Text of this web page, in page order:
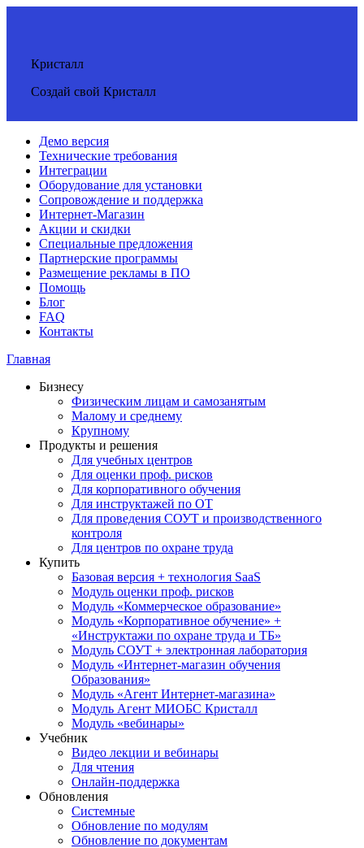
Кристалл
Создай свой Кристалл
Демо версия
Технические требования
Интеграции
Оборудование для установки
Сопровождение и поддержка
Интернет-Магазин
Акции и скидки
Специальные предложения
Партнерские программы
Размещение рекламы в ПО
Помощь
Блог
FAQ
Контакты
Главная
Бизнесу
Физическим лицам и самозанятым
Малому и среднему
Крупному
Продукты и решения
Для учебных центров
Для оценки проф. рисков
Для корпоративного обучения
Для инструктажей по ОТ
Для проведения СОУТ и производственного
контроля
Для центров по охране труда
Купить
Базовая версия + технология SaaS
Модуль оценки проф. рисков
Модуль «Коммерческое образование»
Модуль «Корпоративное обучение» +
«Инструктажи по охране труда и ТБ»
Модуль СОУТ + электронная лаборатория
Модуль «Интернет-магазин обучения
Образования»
Модуль «Агент Интернет-магазина»
Модуль Агент МИОБС Кристалл
Модуль «вебинары»
Учебник
Видео лекции и вебинары
Для чтения
Онлайн-поддержка
Обновления
Системные
Обновление по модулям
Обновление по документам